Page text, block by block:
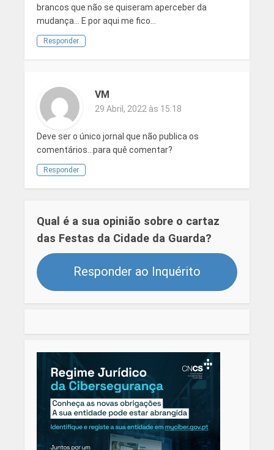
brancos que não se quiseram aperceber da
mudança… E por aqui me fico…
Responder
VM
29 Abril, 2022 às 15:18
Deve ser o único jornal que não publica os
comentários…para quê comentar?
Responder
Qual é a sua opinião sobre o cartaz
das Festas da Cidade da Guarda?
Responder ao Inquérito